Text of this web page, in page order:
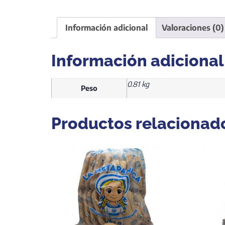
Información adicional Valoraciones (0)
Información adicional
Peso 0.81 kg
Productos